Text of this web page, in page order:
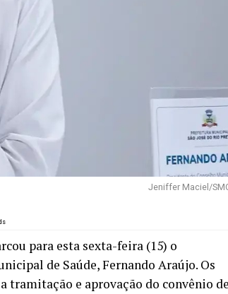
Jeniffer Maciel/
para esta sexta-feira (15) o
de Saúde, Fernando Araújo. Os
tramitação e aprovação do convênio de